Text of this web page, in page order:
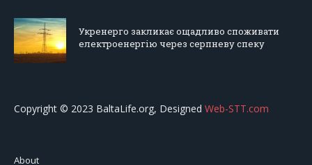
Укренерго закликає ощадливо споживати
електроенергію через серпневу спеку
Copyright © 2023 BaltaLife.org, Designed Web-STT.com
About